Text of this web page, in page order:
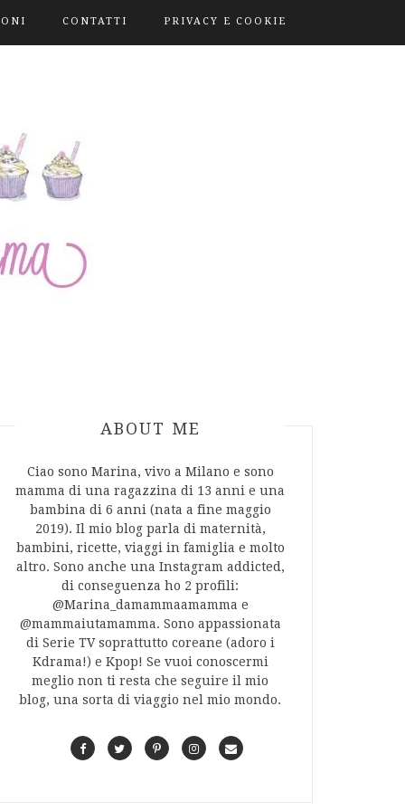
CONTATTI PRIVACY E COOKIE
ABOUT AUTHOR
ABOUT ME
Ciao sono Marina, vivo a Milano e sono
mamma di una ragazzina di 13 anni e una
bambina di 6 anni (nata a fine maggio
2019). Il mio blog parla di maternità,
bambini, ricette, viaggi in famiglia e molto
altro. Sono anche una Instagram addicted,
di conseguenza ho 2 profili:
@Marina_damammaamamma e
@mammaiutamamma. Sono appassionata
di Serie TV soprattutto coreane (adoro i
Kdrama!) e Kpop! Se vuoi conoscermi
meglio non ti resta che seguire il mio
blog, una sorta di viaggio nel mio mondo.
F
T
P
I
C